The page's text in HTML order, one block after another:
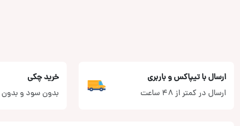
ارسال با تیپاکس و باربری
ارسال در کمتر از 48 ساعت
خرید چکی
بدون سود و بدون